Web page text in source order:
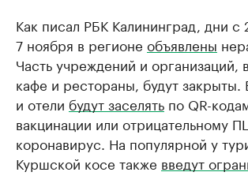
Как писал РБК Калининград, дни с
7 ноября в регионе объявлены
Часть учреждений и организаций,
кафе и рестораны, будут закрыты.
и отели будут заселять по QR-
вакцинации или отрицательному
коронавирус. На популярной у
Куршской косе также введут